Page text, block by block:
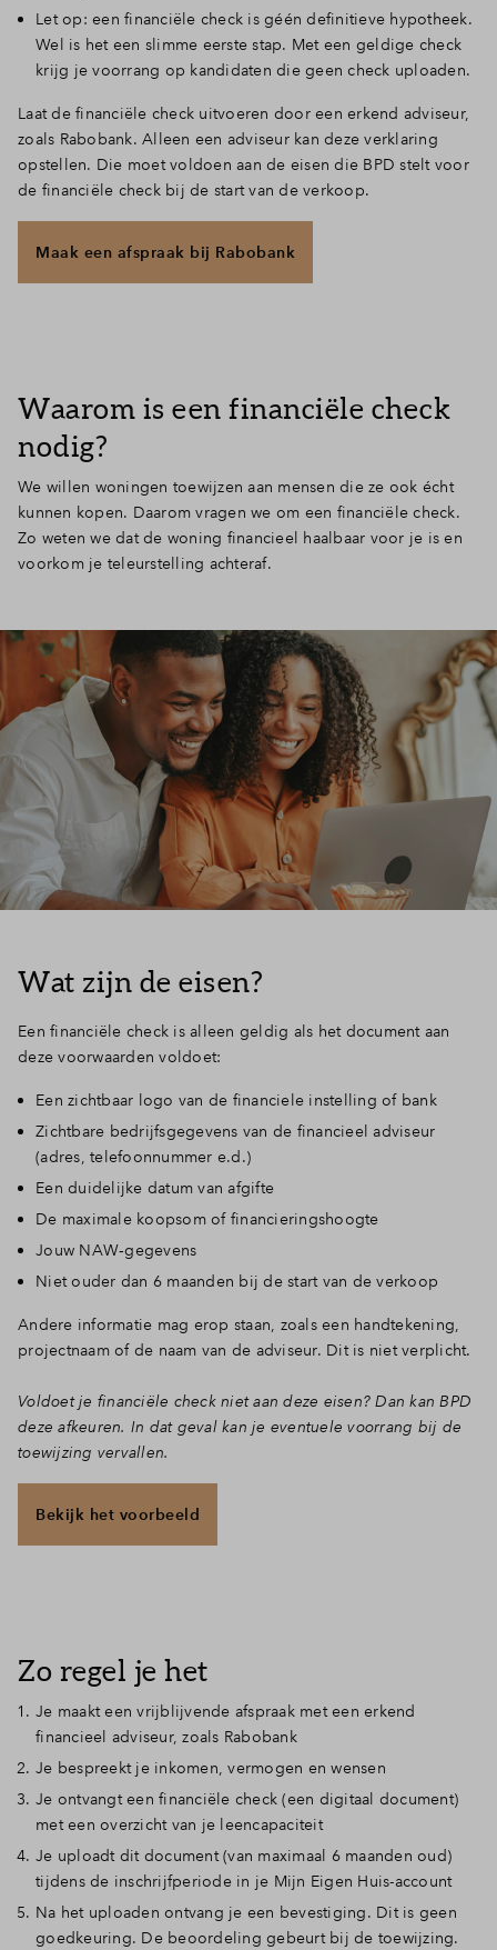
Let op: een financiële check is géén definitieve hypotheek.
Wel is het een slimme eerste stap. Met een geldige check
krijg je voorrang op kandidaten die geen check uploaden.
Laat de financiële check uitvoeren door een erkend adviseur,
zoals Rabobank. Alleen een adviseur kan deze verklaring
opstellen. Die moet voldoen aan de eisen die BPD stelt voor
de financiële check bij de start van de verkoop.
Maak een afspraak bij Rabobank
Waarom is een financiële check
nodig?
We willen woningen toewijzen aan mensen die ze ook écht
kunnen kopen. Daarom vragen we om een financiële check.
Zo weten we dat de woning financieel haalbaar voor je is en
voorkom je teleurstelling achteraf.
Wat zijn de eisen?
Een financiële check is alleen geldig als het document aan
deze voorwaarden voldoet:
Een zichtbaar logo van de financiele instelling of bank
Zichtbare bedrijfsgegevens van de financieel adviseur
(adres, telefoonnummer e.d.)
Een duidelijke datum van afgifte
De maximale koopsom of financieringshoogte
Jouw NAW‑gegevens
Niet ouder dan 6 maanden bij de start van de verkoop
Andere informatie mag erop staan, zoals een handtekening,
projectnaam of de naam van de adviseur. Dit is niet verplicht.
Voldoet je financiële check niet aan deze eisen? Dan kan BPD
deze afkeuren. In dat geval kan je eventuele voorrang bij de
toewijzing vervallen.
Bekijk het voorbeeld
Zo regel je het
Je maakt een vrijblijvende afspraak met een erkend
financieel adviseur, zoals Rabobank
Je bespreekt je inkomen, vermogen en wensen
Je ontvangt een financiële check (een digitaal document)
met een overzicht van je leencapaciteit
Je uploadt dit document (van maximaal 6 maanden oud)
tijdens de inschrijfperiode in je Mijn Eigen Huis-account
Na het uploaden ontvang je een bevestiging. Dit is geen
goedkeuring. De beoordeling gebeurt bij de toewijzing.